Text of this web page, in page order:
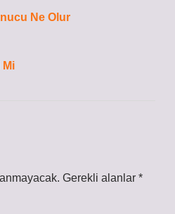
Ne Olur
Mi
Gerekli alanlar *